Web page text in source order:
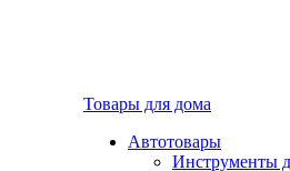
Товары для дома
Автотовары
Инструменты